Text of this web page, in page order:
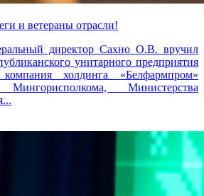
и ветераны отрасли!
директор Сахно О.В. вручил
унитарного предприятия
холдинга «Белфармпром»
Министерства